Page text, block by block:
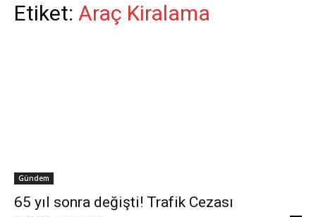
Etiket: Araç Kiralama
Gündem
65 yıl sonra değişti! Trafik Cezası